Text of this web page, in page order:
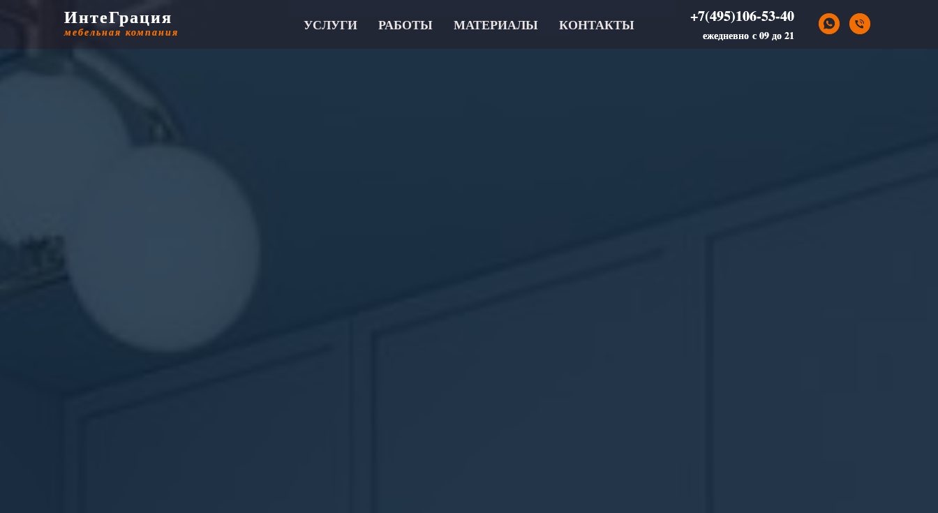
ИнтеГрация
мебельная компания УСЛУГИ РАБОТЫ МАТЕРИАЛЫ КОНТАКТЫ +7(495)106-53-40
ежедневно с 09 до 21
ИнтеГрация
мебельная компания
+7(495)106-53-40
ежедневно с 09 до 21